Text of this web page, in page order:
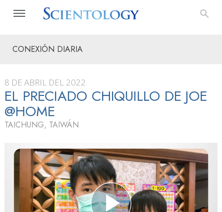
CONEXIÓN DIARIA
8 DE ABRIL DEL 2022
EL PRECIADO CHIQUILLO DE JOE
@HOME
TAICHUNG, TAIWÁN